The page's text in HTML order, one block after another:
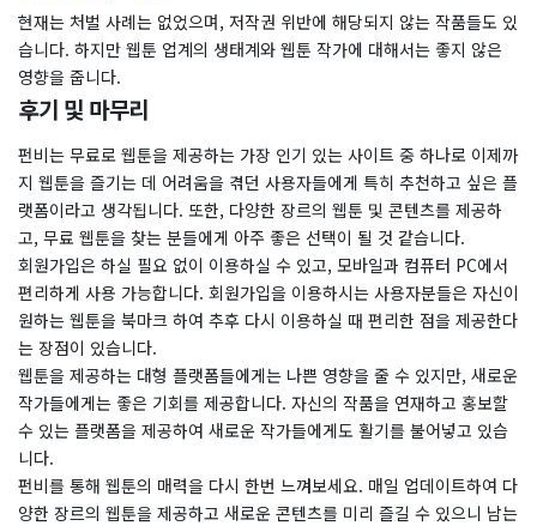
현재는 처벌 사례는 없었으며, 저작권 위반에 해당되지 않는 작품들도 있
습니다. 하지만 웹툰 업계의 생태계와 웹툰 작가에 대해서는 좋지 않은
영향을 줍니다.
후기 및 마무리
펀비는 무료로 웹툰을 제공하는 가장 인기 있는 사이트 중 하나로 이제까
지 웹툰을 즐기는 데 어려움을 겪던 사용자들에게 특히 추천하고 싶은 플
랫폼이라고 생각됩니다. 또한, 다양한 장르의 웹툰 및 콘텐츠를 제공하
고, 무료 웹툰을 찾는 분들에게 아주 좋은 선택이 될 것 같습니다.
회원가입은 하실 필요 없이 이용하실 수 있고, 모바일과 컴퓨터 PC에서
편리하게 사용 가능합니다. 회원가입을 이용하시는 사용자분들은 자신이
원하는 웹툰을 북마크 하여 추후 다시 이용하실 때 편리한 점을 제공한다
는 장점이 있습니다.
웹툰을 제공하는 대형 플랫폼들에게는 나쁜 영향을 줄 수 있지만, 새로운
작가들에게는 좋은 기회를 제공합니다. 자신의 작품을 연재하고 홍보할
수 있는 플랫폼을 제공하여 새로운 작가들에게도 활기를 불어넣고 있습
니다.
펀비를 통해 웹툰의 매력을 다시 한번 느껴보세요. 매일 업데이트하여 다
양한 장르의 웹툰을 제공하고 새로운 콘텐츠를 미리 즐길 수 있으니 남는